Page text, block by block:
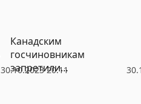
30.10.2023 20:11
Канадским
госчиновникам
запретили